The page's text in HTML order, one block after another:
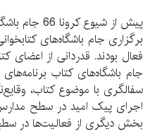
پیش از شیوع
فعال بودند. قدردانی از اعضای
جام باشگاه‌های کتاب برنامه‌های
سفالگری با موضوع کتاب،
اجرای پیک امید در سطح
بخش دیگری از فعالیت‌ها در